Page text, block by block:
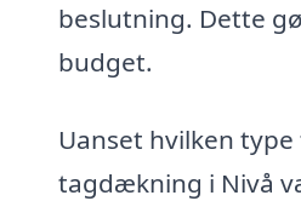
beslutning. Dette
budget.
Uanset hvilken
tagdækning i Nivå